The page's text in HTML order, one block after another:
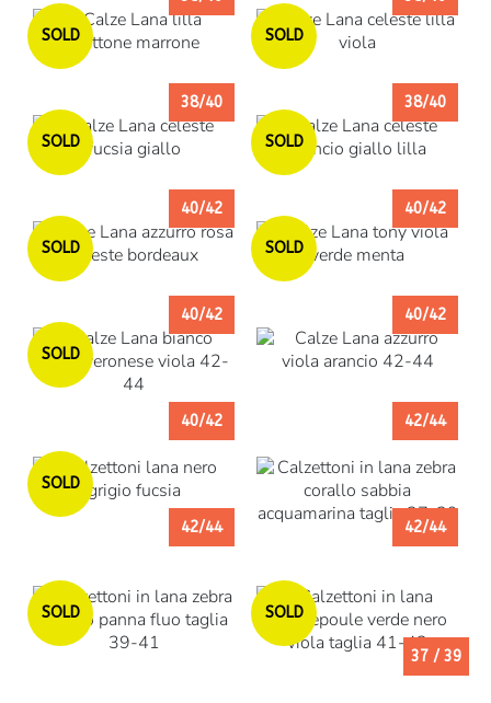
38/40 38/40
Esaurito
SOLD
40/42
Esaurito
SOLD
40/42
Esaurito
SOLD
40/42
Esaurito
SOLD
40/42
Esaurito
SOLD
40/42
Esaurito
SOLD
42/44
Esaurito
SOLD
42/44 42/44
Esaurito
SOLD
37 / 39
Esaurito
SOLD
Esaurito
SOLD